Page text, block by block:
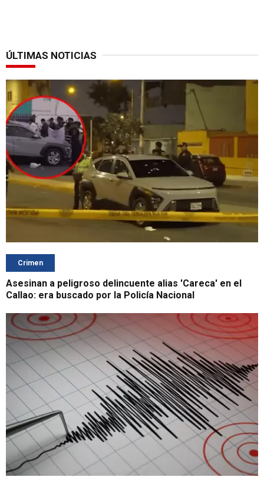
ÚLTIMAS NOTICIAS
Crimen
Asesinan a peligroso delincuente alias 'Careca' en el
Callao: era buscado por la Policía Nacional